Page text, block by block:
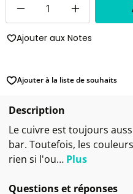
Ajouter aux Notes
Ajouter à la liste de souhaits
Description
Le cuivre est toujours
bar. Toutefois, les
rien si l'ou… Plus
Questions et réponses